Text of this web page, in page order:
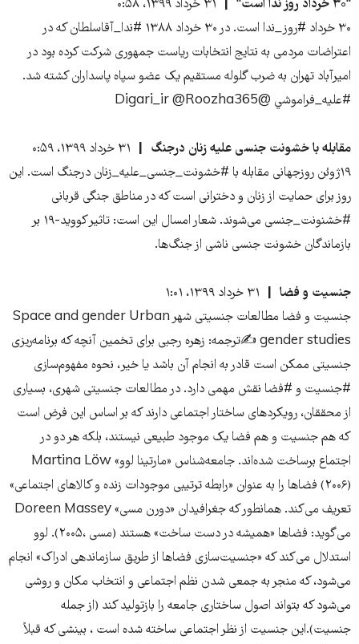
"۳۰ خرداد روز ندا است"
۳۱ خرداد ۱۳۹۹، ۰:۵۸
۳۰ خرداد #روز_ندا است. در ۳۰ خرداد ۱۳۸۸ #ندا_آقاسلطان که در
اعتراضات مردمی به نتایج انتخابات ریاست جمهوری شرکت کرده بود در
امیرآباد تهران به ضرب گلوله مستقیم یک عضو سپاه پاسداران کشته شد.
#عليه_فراموشي @Digari_ir @Roozha365
مقابله با خشونت جنسی علیه زنان درجنگ
۳۱ خرداد ۱۳۹۹، ۰:۵۹
۱۹ژوئن روزجهانی مقابله با #خشونت_جنسی_علیه_زنان درجنگ است. این
روز برای حمایت از زنان و دخترانی است که در مناطق جنگی قربانی
#خشنونت_جنسی می‌شوند. شعار امسال این است: تاثیر کووید-۱۹ بر
بازماندگان خشونت جنسی ناشی از جنگ‌ها.
جنسیت و‌ فضا
۳۱ خرداد ۱۳۹۹، ۱:۰۱
جنسیت و‌ فضا مطالعات جنسیتی شهر Space and gender Urban
gender studies ✍️ترجمه: زهره رجبی برای تخمین آنچه که برنامه‌ریزی
جنسیتی ممکن است قادر به انجام آن باشد یا خیر، نحوه مفهوم‌سازی
#جنسیت و #فضا نقش مهمی دارد. در مطالعات جنسیتی شهری، بسیاری
از محققان، رویکردهای ساختار اجتماعی دارند که بر اساس این فرض است
که هم جنسیت و هم فضا یک موجود طبیعی نیستند، بلکه هر دو در
اجتماع برساخت شده‌اند. جامعه‌شناس «مارتینا لوو» Martina Löw
(۲۰۰۶) فضاها را به عنوان «رابطه ترتیبی موجودات زنده و کالاهای اجتماعی»
تعریف می‌کند‌. همانطور که جغرافیدان «دورن مسی» Doreen Massey
می‌گوید: فضاها «همیشه در دست ساخت» هستند (مسی ،۲۰۰۵). لوو
استدلال می‌کند که «جنسیت‌سازی فضاها از طریق سازماندهی ادراک» انجام
می‌شود‌، که منجر به جمعی شدن نظم اجتماعی و انتخاب مکان و روشی
می‌شود که بتواند اصول ساختاری جامعه را بازتولید کند (از جمله
جنسیت).این جنسیت از نظر اجتماعی ساخته شده است ، بینشی که قبلاً